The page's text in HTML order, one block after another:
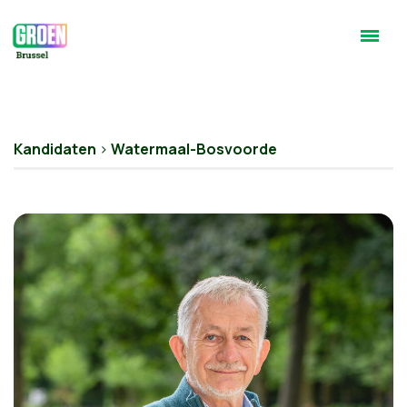
Kandidaten > Watermaal-Bosvoorde